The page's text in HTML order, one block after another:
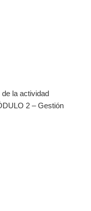
la actividad
2 – Gestión